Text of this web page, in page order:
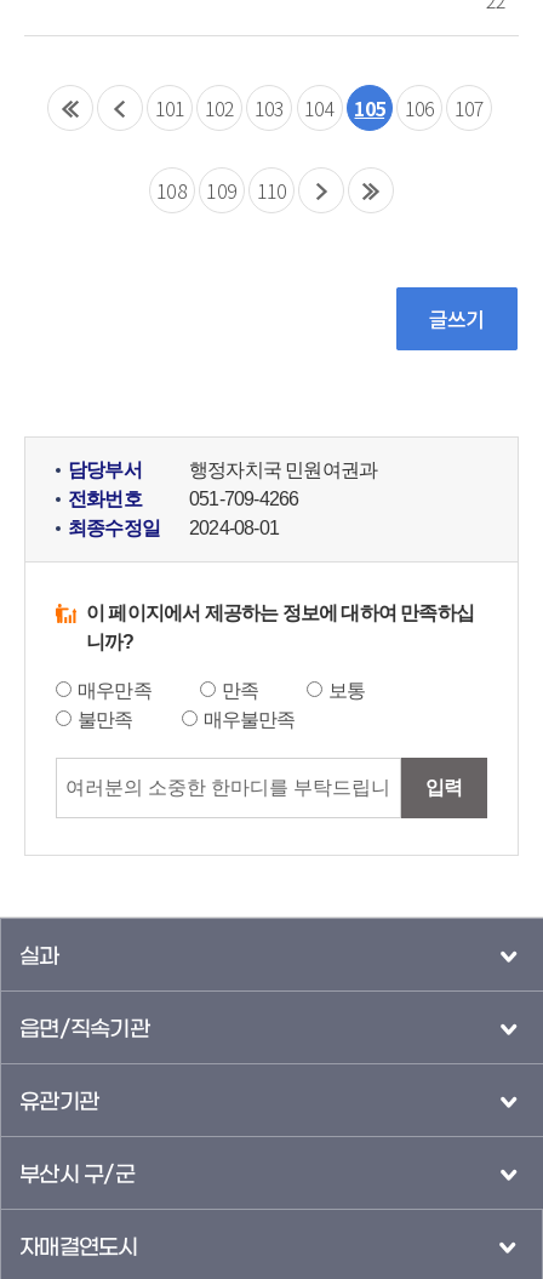
101 102 103 104 105 106 107
108 109 110
담당부서
행정자치국 민원여권과
전화번호
051-709-4266
최종수정일
2024-08-01
이 페이지에서 제공하는 정보에 대하여 만족하십
니까?
매우만족 만족
보통
불만족
매우불만족
입력
실과
읍면/직속기관
유관기관
부산시 구/군
자매결연도시